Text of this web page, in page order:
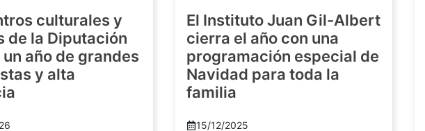
culturales y
de la Diputación
año de grandes
y alta
El Instituto Juan Gil-Albert
cierra el año con una
programación especial de
Navidad para toda la
familia
15/12/2025